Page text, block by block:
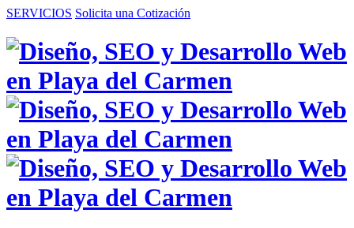
SERVICIOS Solicita una Cotización